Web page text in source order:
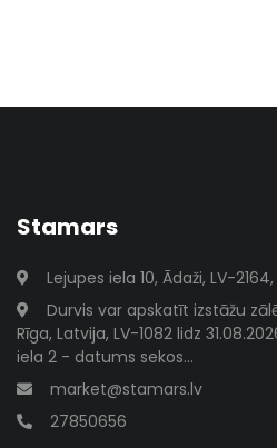
Stamars
Lejupes iela 10, Ādaži, LV-
Durvis var apskatīt izstāžu
Rīga, Latvija, LV-1082 lidz
iela 2 - datums sekos...
market@stamars.lv
27850656